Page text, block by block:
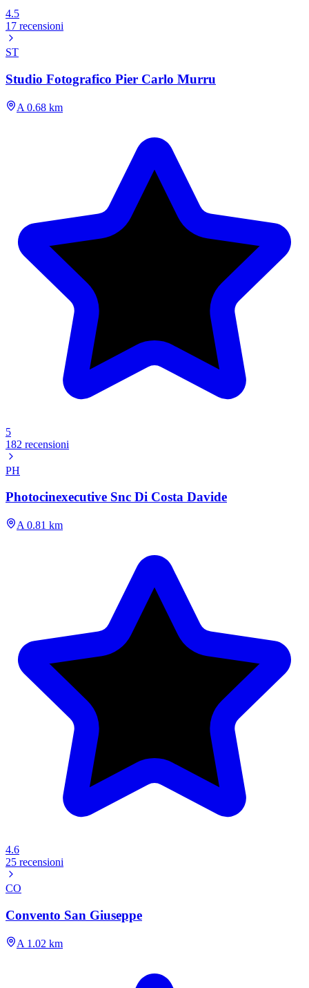
4.5
17 recensioni
ST
Studio Fotografico Pier Carlo Murru
A 0.68 km
5
182 recensioni
PH
Photocinexecutive Snc Di Costa Davide
A 0.81 km
4.6
25 recensioni
CO
Convento San Giuseppe
A 1.02 km